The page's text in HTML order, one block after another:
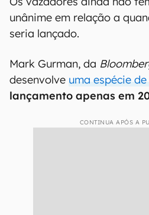
Novo produto deve ser híbrido entre